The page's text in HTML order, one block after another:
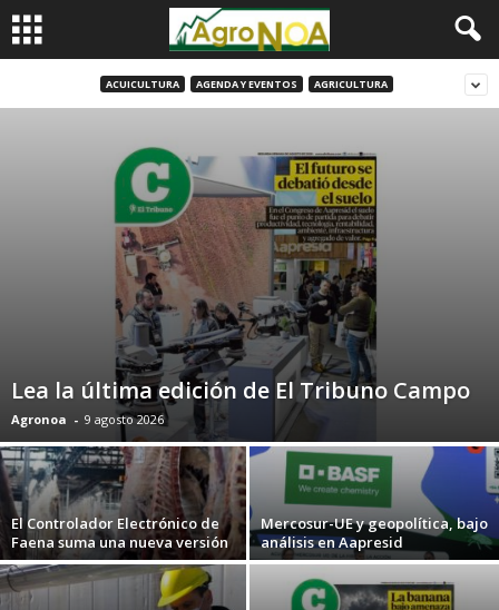
ACUICULTURA AGENDA Y EVENTOS AGRICULTURA
Lea la última edición de El Tribuno Campo
Agronoa - 9 agosto 2026
El Controlador Electrónico de
Faena suma una nueva versión
Mercosur-UE y geopolítica, bajo
análisis en Aapresid